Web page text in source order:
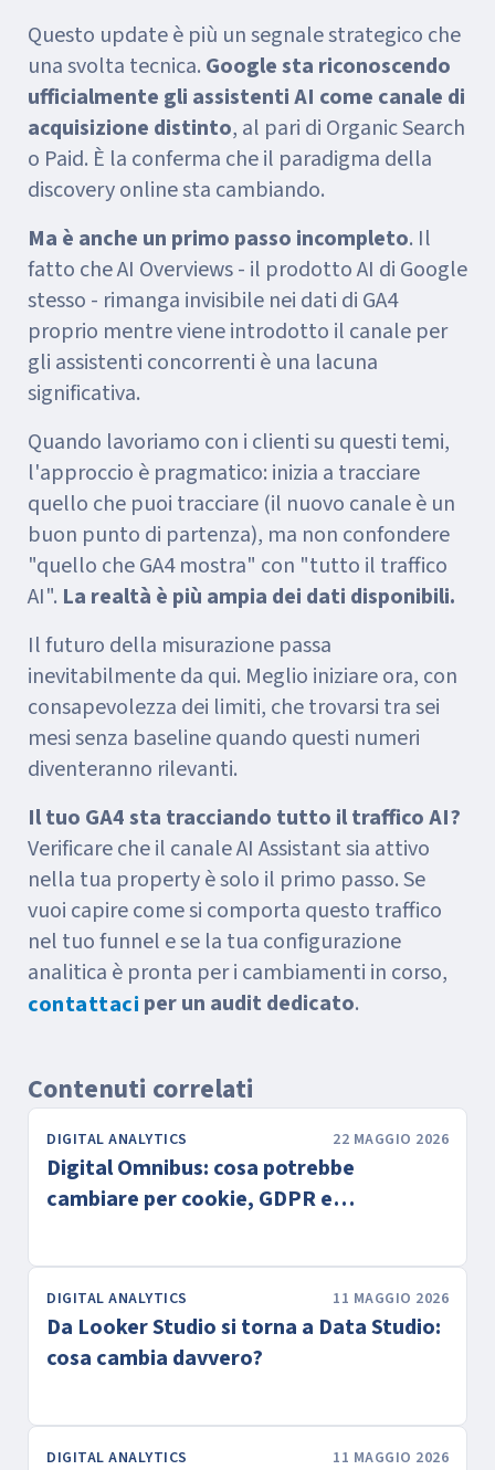
Questo update è più un segnale strategico che
una svolta tecnica. Google sta riconoscendo
ufficialmente gli assistenti AI come canale di
acquisizione distinto, al pari di Organic Search
o Paid. È la conferma che il paradigma della
discovery online sta cambiando.
Ma è anche un primo passo incompleto. Il
fatto che AI Overviews - il prodotto AI di Google
stesso - rimanga invisibile nei dati di GA4
proprio mentre viene introdotto il canale per
gli assistenti concorrenti è una lacuna
significativa.
Quando lavoriamo con i clienti su questi temi,
l'approccio è pragmatico: inizia a tracciare
quello che puoi tracciare (il nuovo canale è un
buon punto di partenza), ma non confondere
"quello che GA4 mostra" con "tutto il traffico
AI". La realtà è più ampia dei dati disponibili.
Il futuro della misurazione passa
inevitabilmente da qui. Meglio iniziare ora, con
consapevolezza dei limiti, che trovarsi tra sei
mesi senza baseline quando questi numeri
diventeranno rilevanti.
Il tuo GA4 sta tracciando tutto il traffico AI?
Verificare che il canale AI Assistant sia attivo
nella tua property è solo il primo passo. Se
vuoi capire come si comporta questo traffico
nel tuo funnel e se la tua configurazione
analitica è pronta per i cambiamenti in corso,
contattaci per un audit dedicato.
Contenuti correlati
DIGITAL ANALYTICS 22 MAGGIO 2026
Digital Omnibus: cosa potrebbe
cambiare per cookie, GDPR e
DIGITAL ANALYTICS 11 MAGGIO 2026
Da Looker Studio si torna a Data Studio:
cosa cambia davvero?
DIGITAL ANALYTICS 11 MAGGIO 2026